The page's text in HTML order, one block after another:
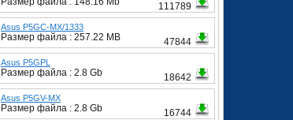
111789
Asus P5GC-MX/1333
Размер файла : 257.22 MB 47844
Asus P5GPL
Размер файла : 2.8 Gb 18642
Asus P5GV-MX
Размер файла : 2.8 Gb 16744